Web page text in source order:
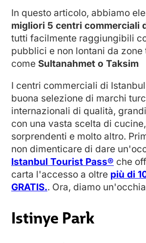
In questo articolo, abbiamo
migliori 5 centri commerciali
tutti facilmente raggiungibili
pubblici e non lontani da zone
come Sultanahmet o Taksim
I centri commerciali di
buona selezione di marchi
internazionali di qualità,
con una vasta scelta di
sorprendenti e molto altro.
non dimenticare di dare
Istanbul Tourist Pass® che
carta l'accesso a oltre più di
GRATIS.. Ora, diamo
Istinye Park